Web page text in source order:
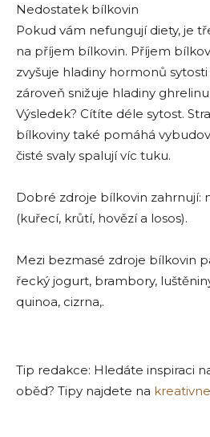
Nedostatek bílkovin
Pokud vám nefungují diety, je
na příjem bílkovin. Příjem
zvyšuje hladiny hormonů sytosti
zároveň snižuje hladiny
Výsledek? Cítíte déle sytost.
bílkoviny také pomáhá
čisté svaly spalují víc tuku.
Dobré zdroje bílkovin zahrnují:
(kuřecí, krůtí, hovězí a losos).
Mezi bezmasé zdroje bílkovin
řecký jogurt, brambory,
quinoa, cizrna,.
Tip redakce: Hledáte inspiraci
oběd? Tipy najdete na